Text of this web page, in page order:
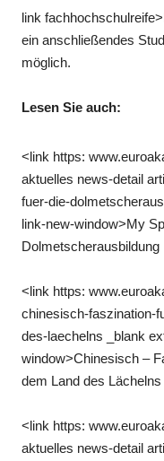
link
ein anschließendes
möglich.
Lesen Sie auch:
<link https:
aktuelles news-detail
fuer-die-
link-new-window>My
Dolmetscherausbildung
<link https:
chinesisch-faszination-
des-laechelns _blank
window>Chinesisch –
dem Land des Lächelns
<link https:
aktuelles news-detail